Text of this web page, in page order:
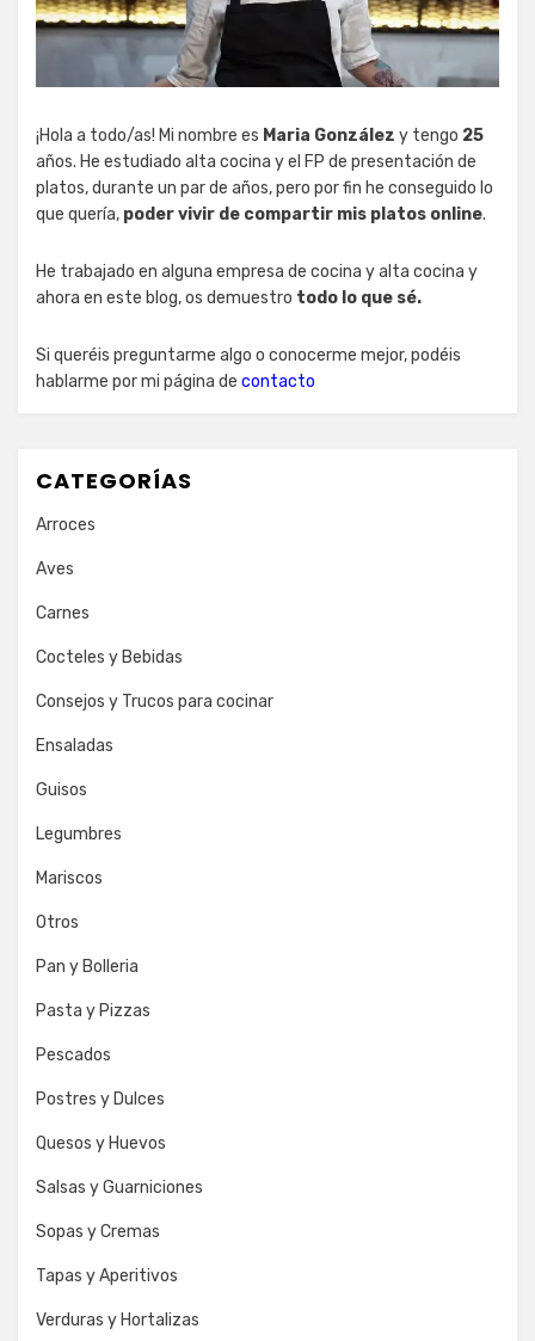
¡Hola a todo/as! Mi nombre es Maria González y tengo 25
años. He estudiado alta cocina y el FP de presentación de
platos, durante un par de años, pero por fin he conseguido lo
que quería, poder vivir de compartir mis platos online.
He trabajado en alguna empresa de cocina y alta cocina y
ahora en este blog, os demuestro todo lo que sé.
Si queréis preguntarme algo o conocerme mejor, podéis
hablarme por mi página de contacto
CATEGORÍAS
Arroces
Aves
Carnes
Cocteles y Bebidas
Consejos y Trucos para cocinar
Ensaladas
Guisos
Legumbres
Mariscos
Otros
Pan y Bolleria
Pasta y Pizzas
Pescados
Postres y Dulces
Quesos y Huevos
Salsas y Guarniciones
Sopas y Cremas
Tapas y Aperitivos
Verduras y Hortalizas